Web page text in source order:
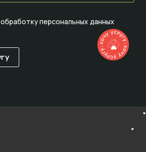
обработку персональных данных